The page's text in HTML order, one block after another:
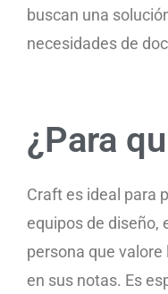
buscan una
necesidades de
¿Para
Craft es ideal para
equipos de diseño,
persona que
en sus notas. Es